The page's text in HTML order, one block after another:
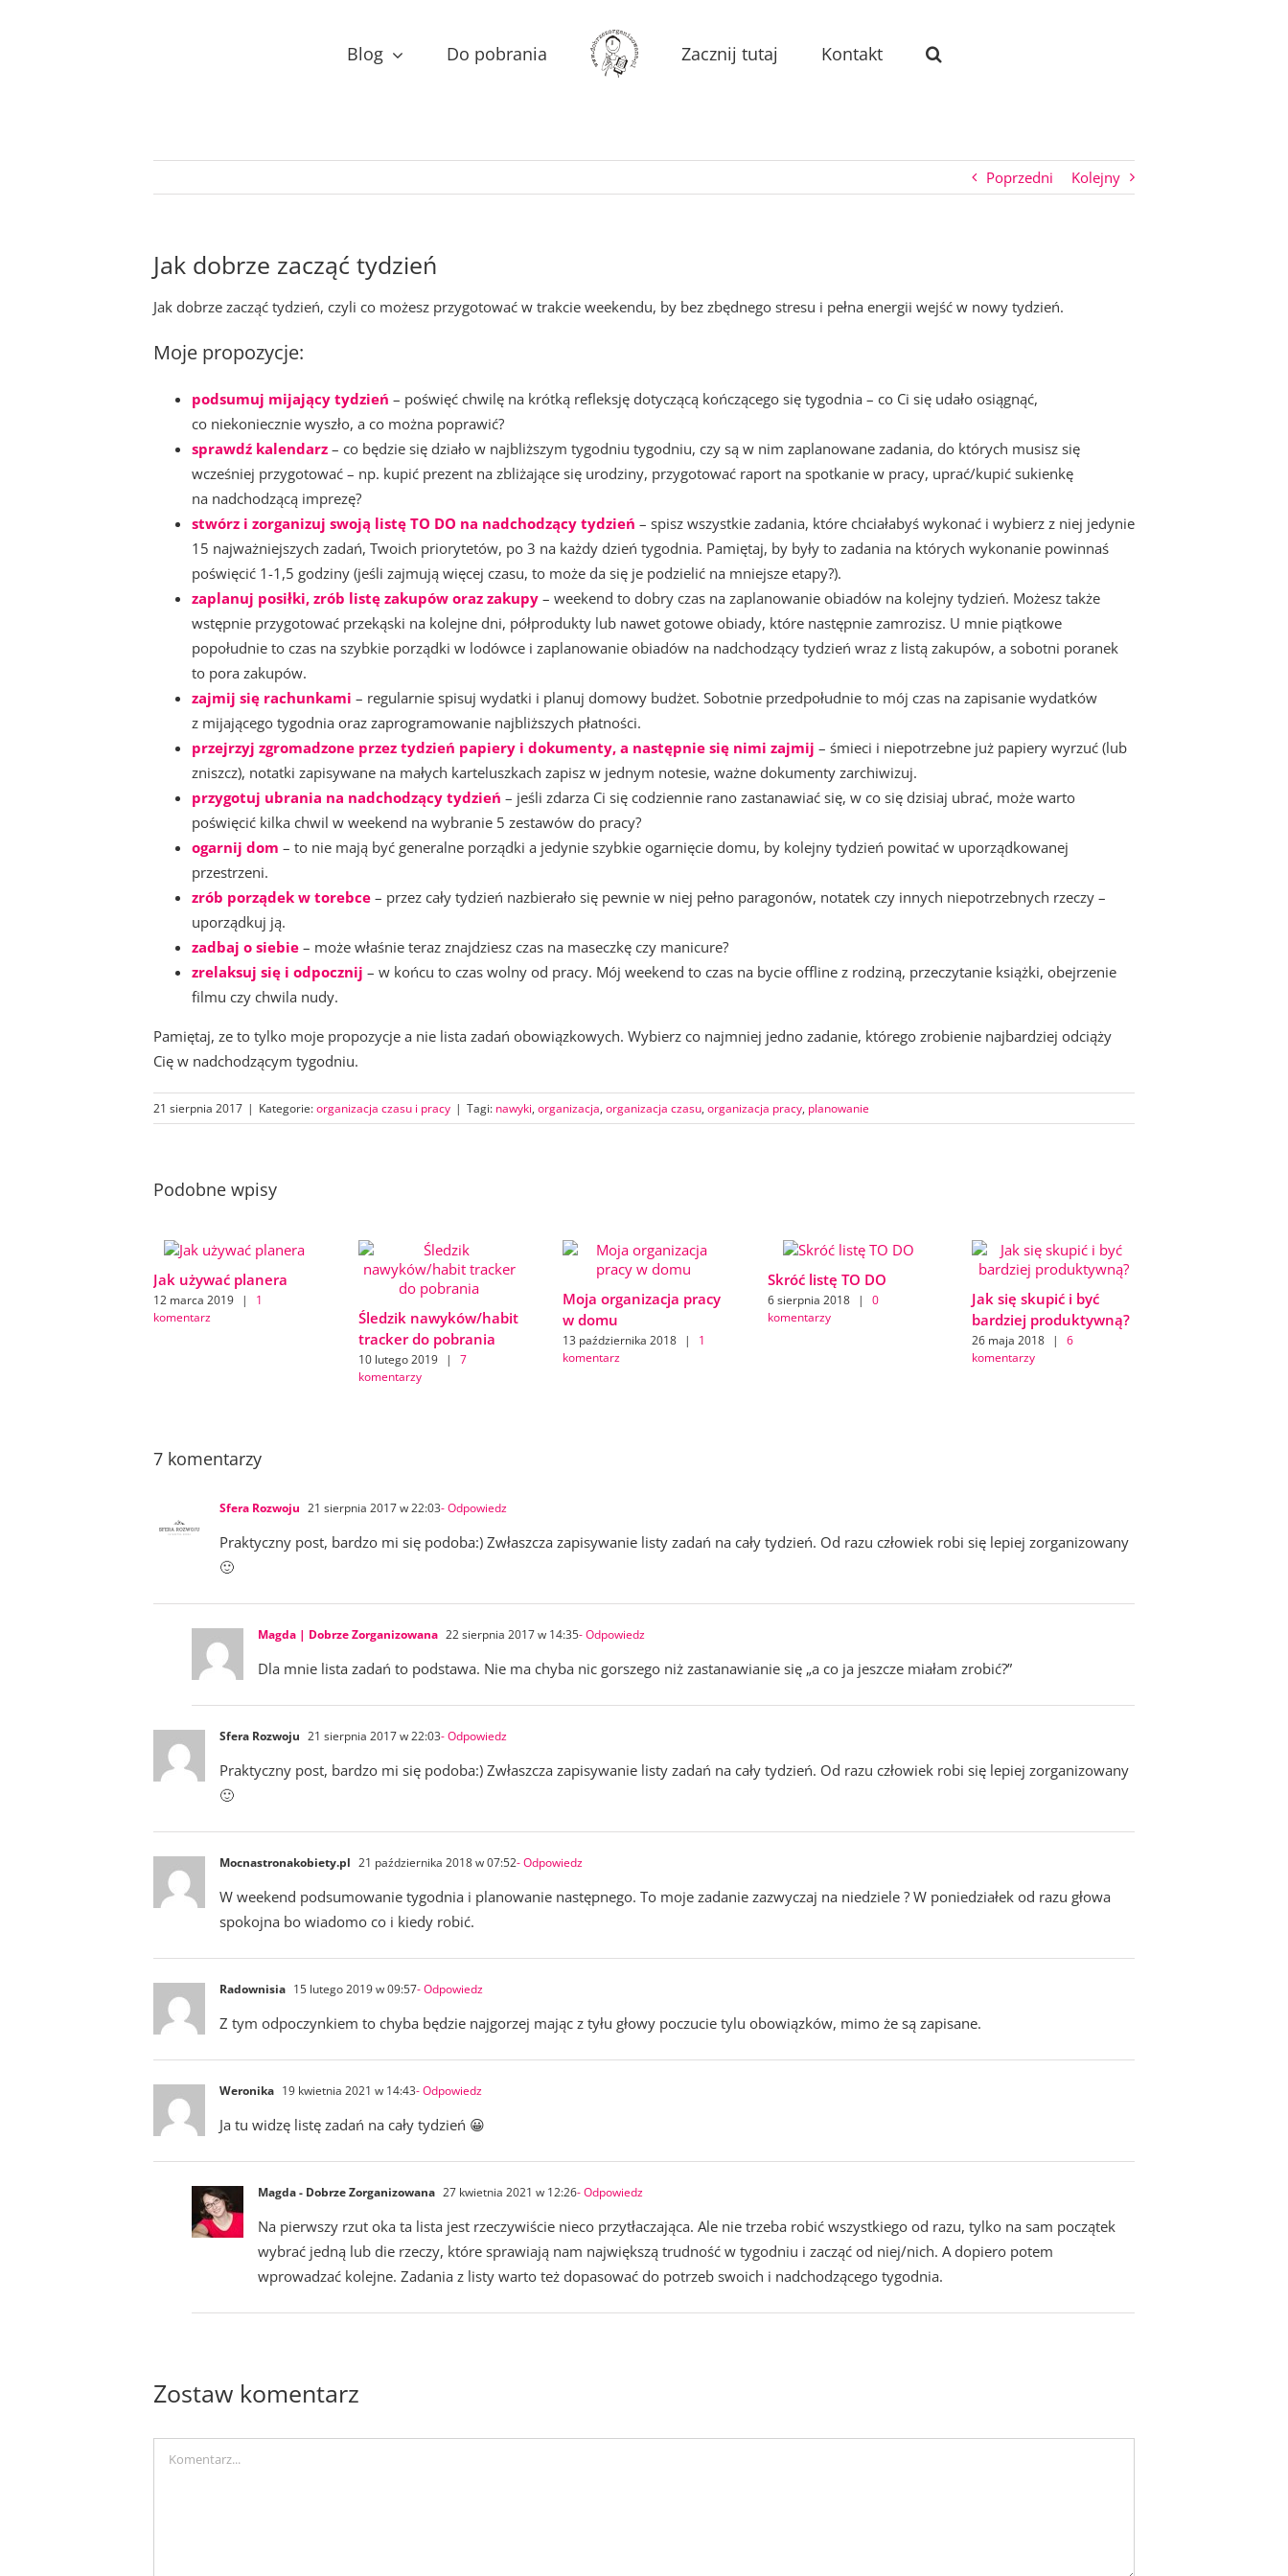
Blog Do pobrania Zacznij tutaj Kontakt
Poprzedni Kolejny
Jak dobrze zacząć tydzień
Jak dobrze zacząć tydzień, czyli co możesz przygotować w trakcie weekendu, by bez zbędnego stresu i pełna energii wejść w nowy tydzień.
Moje propozycje:
podsumuj mijający tydzień – poświęć chwilę na krótką refleksję dotyczącą kończącego się tygodnia – co Ci się udało osiągnąć,
co niekoniecznie wyszło, a co można poprawić?
sprawdź kalendarz – co będzie się działo w najbliższym tygodniu tygodniu, czy są w nim zaplanowane zadania, do których musisz się
wcześniej przygotować – np. kupić prezent na zbliżające się urodziny, przygotować raport na spotkanie w pracy, uprać/kupić sukienkę
na nadchodzącą imprezę?
stwórz i zorganizuj swoją listę TO DO na nadchodzący tydzień – spisz wszystkie zadania, które chciałabyś wykonać i wybierz z niej jedynie
15 najważniejszych zadań, Twoich priorytetów, po 3 na każdy dzień tygodnia. Pamiętaj, by były to zadania na których wykonanie powinnaś
poświęcić 1-1,5 godziny (jeśli zajmują więcej czasu, to może da się je podzielić na mniejsze etapy?).
zaplanuj posiłki, zrób listę zakupów oraz zakupy – weekend to dobry czas na zaplanowanie obiadów na kolejny tydzień. Możesz także
wstępnie przygotować przekąski na kolejne dni, półprodukty lub nawet gotowe obiady, które następnie zamrozisz. U mnie piątkowe
popołudnie to czas na szybkie porządki w lodówce i zaplanowanie obiadów na nadchodzący tydzień wraz z listą zakupów, a sobotni poranek
to pora zakupów.
zajmij się rachunkami – regularnie spisuj wydatki i planuj domowy budżet. Sobotnie przedpołudnie to mój czas na zapisanie wydatków
z mijającego tygodnia oraz zaprogramowanie najbliższych płatności.
przejrzyj zgromadzone przez tydzień papiery i dokumenty, a następnie się nimi zajmij – śmieci i niepotrzebne już papiery wyrzuć (lub
zniszcz), notatki zapisywane na małych karteluszkach zapisz w jednym notesie, ważne dokumenty zarchiwizuj.
przygotuj ubrania na nadchodzący tydzień – jeśli zdarza Ci się codziennie rano zastanawiać się, w co się dzisiaj ubrać, może warto
poświęcić kilka chwil w weekend na wybranie 5 zestawów do pracy?
ogarnij dom – to nie mają być generalne porządki a jedynie szybkie ogarnięcie domu, by kolejny tydzień powitać w uporządkowanej
przestrzeni.
zrób porządek w torebce – przez cały tydzień nazbierało się pewnie w niej pełno paragonów, notatek czy innych niepotrzebnych rzeczy –
uporządkuj ją.
zadbaj o siebie – może właśnie teraz znajdziesz czas na maseczkę czy manicure?
zrelaksuj się i odpocznij – w końcu to czas wolny od pracy. Mój weekend to czas na bycie offline z rodziną, przeczytanie książki, obejrzenie
filmu czy chwila nudy.
Pamiętaj, ze to tylko moje propozycje a nie lista zadań obowiązkowych. Wybierz co najmniej jedno zadanie, którego zrobienie najbardziej odciąży
Cię w nadchodzącym tygodniu.
21 sierpnia 2017 | Kategorie:organizacja czasu i pracy | Tagi: nawyki, organizacja, organizacja czasu, organizacja pracy, planowanie
Podobne wpisy
Jak używać planera
12 marca 2019 |
1
komentarz
Śledzik nawyków/habit
tracker do pobrania
10 lutego 2019 |
7
komentarzy
Moja organizacja pracy
w domu
13 października 2018 |
1
komentarz
Skróć listę TO DO
6 sierpnia 2018 |
0
komentarzy
Jak się skupić i być
bardziej produktywną?
26 maja 2018 |
6
komentarzy
7 komentarzy
Sfera Rozwoju 21 sierpnia 2017 w 22:03- Odpowiedz
Praktyczny post, bardzo mi się podoba:) Zwłaszcza zapisywanie listy zadań na cały tydzień. Od razu człowiek robi się lepiej zorganizowany
🙂
Magda | Dobrze Zorganizowana 22 sierpnia 2017 w 14:35- Odpowiedz
Dla mnie lista zadań to podstawa. Nie ma chyba nic gorszego niż zastanawianie się „a co ja jeszcze miałam zrobić?”
Sfera Rozwoju 21 sierpnia 2017 w 22:03- Odpowiedz
Praktyczny post, bardzo mi się podoba:) Zwłaszcza zapisywanie listy zadań na cały tydzień. Od razu człowiek robi się lepiej zorganizowany
🙂
Mocnastronakobiety.pl 21 października 2018 w 07:52- Odpowiedz
W weekend podsumowanie tygodnia i planowanie następnego. To moje zadanie zazwyczaj na niedziele ? W poniedziałek od razu głowa
spokojna bo wiadomo co i kiedy robić.
Radownisia 15 lutego 2019 w 09:57- Odpowiedz
Z tym odpoczynkiem to chyba będzie najgorzej mając z tyłu głowy poczucie tylu obowiązków, mimo że są zapisane.
Weronika 19 kwietnia 2021 w 14:43- Odpowiedz
Ja tu widzę listę zadań na cały tydzień 😀
Magda - Dobrze Zorganizowana 27 kwietnia 2021 w 12:26- Odpowiedz
Na pierwszy rzut oka ta lista jest rzeczywiście nieco przytłaczająca. Ale nie trzeba robić wszystkiego od razu, tylko na sam początek
wybrać jedną lub die rzeczy, które sprawiają nam największą trudność w tygodniu i zacząć od niej/nich. A dopiero potem
wprowadzać kolejne. Zadania z listy warto też dopasować do potrzeb swoich i nadchodzącego tygodnia.
Zostaw komentarz